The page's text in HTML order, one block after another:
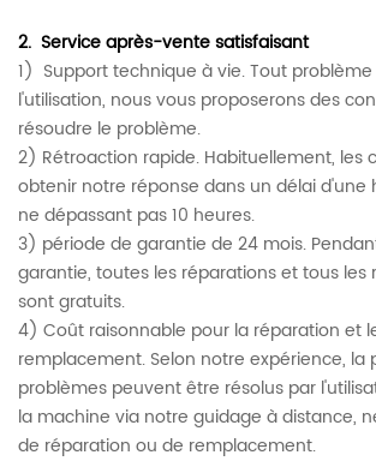
2. Service après-vente satisfaisant
1) Support technique à vie.Tout problème
l'utilisation, nous vous proposerons des
résoudre le problème.
2) Rétroaction rapide. Habituellement, les
obtenir notre réponse dans un délai d'une
ne dépassant pas 10 heures.
3) période de garantie de 24 mois.
garantie, toutes les réparations et tous
sont gratuits.
4) Coût raisonnable pour la réparation et
remplacement. Selon notre expérience, la
problèmes peuvent être résolus par
la machine via notre guidage à distance,
de réparation ou de remplacement.